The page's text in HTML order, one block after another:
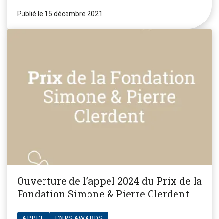
Publié le 15 décembre 2021
Ouverture de l’appel 2024 du Prix de la
Fondation Simone & Pierre Clerdent